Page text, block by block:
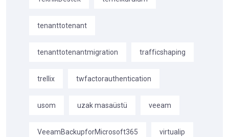
tenanttotenant
tenanttotenantmigration trafficshaping
trellix twfactorauthentication
usom uzak masaüstü veeam
VeeamBackupforMicrosoft365 virtualip